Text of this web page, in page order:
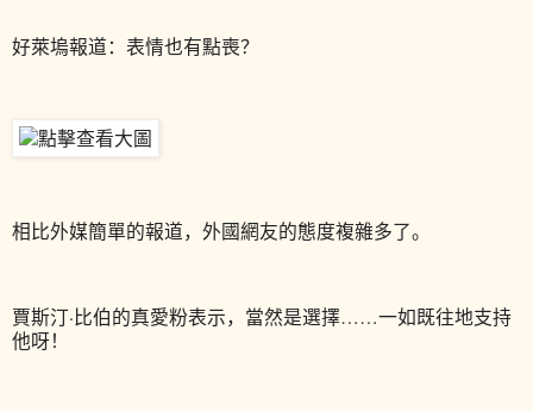
好萊塢報道：表情也有點喪？
相比外媒簡單的報道，外國網友的態度複雜多了。
賈斯汀·比伯的真愛粉表示，當然是選擇……一如既往地支持
他呀！